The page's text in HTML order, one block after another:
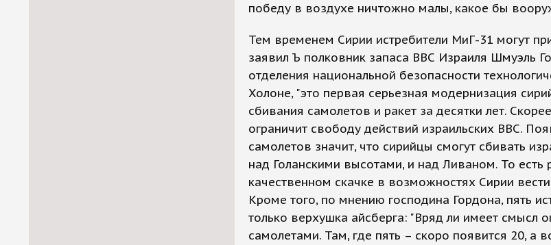
победу в воздухе ничтожно малы, какое бы
Тем временем Сирии истребители МиГ-31 могут
заявил Ъ полковник запаса ВВС Израиля Шмуэль
отделения национальной безопасности
Холоне, "это первая серьезная модернизация
сбивания самолетов и ракет за десятки лет.
ограничит свободу действий израильских ВВС.
самолетов значит, что сирийцы смогут сбивать
над Голанскими высотами, и над Ливаном. То есть
качественном скачке в возможностях Сирии
Кроме того, по мнению господина Гордона, пять
только верхушка айсберга: "Вряд ли имеет смысл
самолетами. Там, где пять – скоро появится 20, а